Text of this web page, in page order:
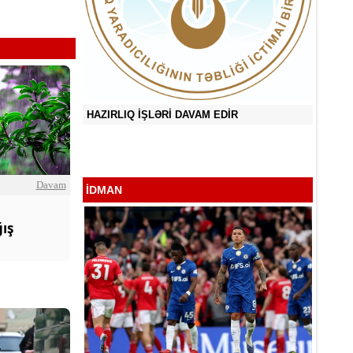
Davam
HAZIRLIQ İŞLƏRİ DAVAM EDİR
İDMAN